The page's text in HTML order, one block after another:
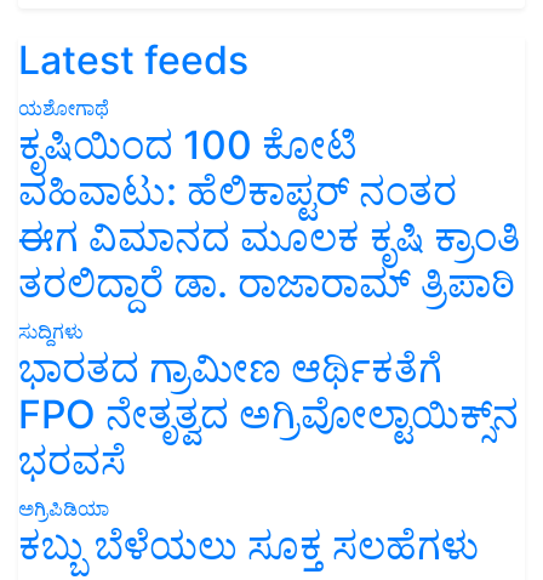
Latest feeds
ಯಶೋಗಾಥೆ
ಕೃಷಿಯಿಂದ 100 ಕೋಟಿ
ವಹಿವಾಟು: ಹೆಲಿಕಾಪ್ಟರ್ ನಂತರ
ಈಗ ವಿಮಾನದ ಮೂಲಕ ಕೃಷಿ ಕ್ರಾಂತಿ
ತರಲಿದ್ದಾರೆ ಡಾ. ರಾಜಾರಾಮ್ ತ್ರಿಪಾಠಿ
ಸುದ್ದಿಗಳು
ಭಾರತದ ಗ್ರಾಮೀಣ ಆರ್ಥಿಕತೆಗೆ
FPO ನೇತೃತ್ವದ ಅಗ್ರಿವೋಲ್ಟಾಯಿಕ್ಸ್‌ನ
ಭರವಸೆ
ಅಗ್ರಿಪಿಡಿಯಾ
ಕಬ್ಬು ಬೆಳೆಯಲು ಸೂಕ್ತ ಸಲಹೆಗಳು